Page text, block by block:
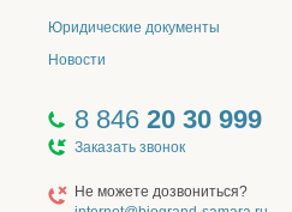
Юридические документы
Новости
8 846 20 30 999
Заказать звонок
Не можете дозвониться?